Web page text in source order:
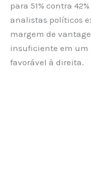
para 51% contra
analistas políticos
margem de
insuficiente em um
favorável à direita.